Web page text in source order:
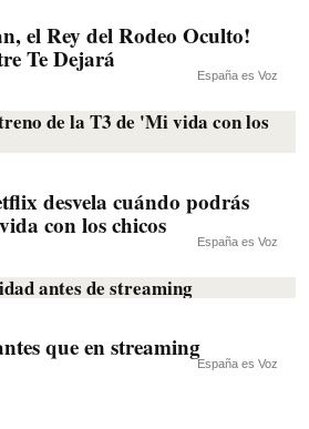
el Rey del Rodeo Oculto!
Te Dejará
España es Voz
desvela cuándo podrás
con los chicos
España es Voz
que en streaming
España es Voz